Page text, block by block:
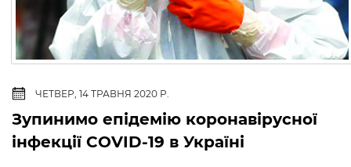
ЧЕТВЕР, 14 ТРАВНЯ 2020 Р.
Зупинимо епідемію коронавірусної
інфекції COVID-19 в Україні